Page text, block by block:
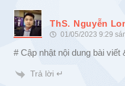
ThS. Nguyễn
01/05/2023 9:29
# Cập nhật nội dung bài
Trả lời ↵